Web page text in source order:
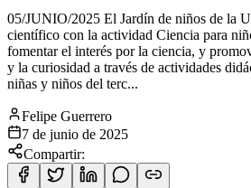
05/JUNIO/2025 El Jardín de niños de la
científico con la actividad Ciencia para
fomentar el interés por la ciencia, y
y la curiosidad a través de actividades
niñas y niños del terc...
Felipe Guerrero
7 de junio de 2025
Compartir: